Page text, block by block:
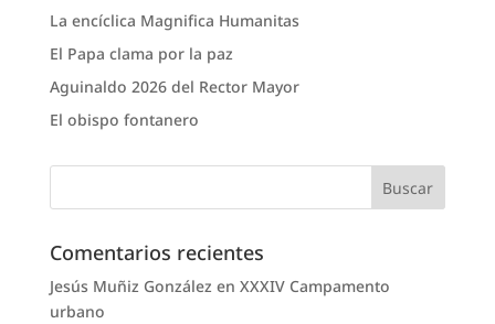
La encíclica Magnifica Humanitas
El Papa clama por la paz
Aguinaldo 2026 del Rector Mayor
El obispo fontanero
Comentarios recientes
Jesús Muñiz González en XXXIV Campamento
urbano